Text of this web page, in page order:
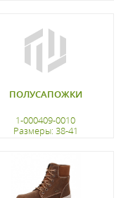
ПОЛУСАПОЖКИ
1-000409-0010
Размеры: 38-41